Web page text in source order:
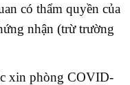
có thẩm quyền của
nhận (trừ trường
xin phòng COVID-